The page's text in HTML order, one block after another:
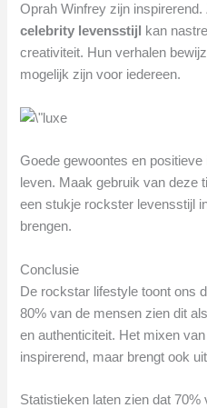
Oprah Winfrey zijn
celebrity levensstijl kan
creativiteit. Hun verhalen
mogelijk zijn voor iedereen.
Goede gewoontes en
leven. Maak gebruik van deze
een stukje rockster levensstijl
brengen.
Conclusie
De rockstar lifestyle toont ons
80% van de mensen zien dit
en authenticiteit. Het mixen
inspirerend, maar brengt ook
Statistieken laten zien dat